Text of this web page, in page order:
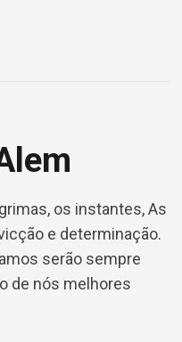
os instantes, As
e determinação.
serão sempre
de nós melhores